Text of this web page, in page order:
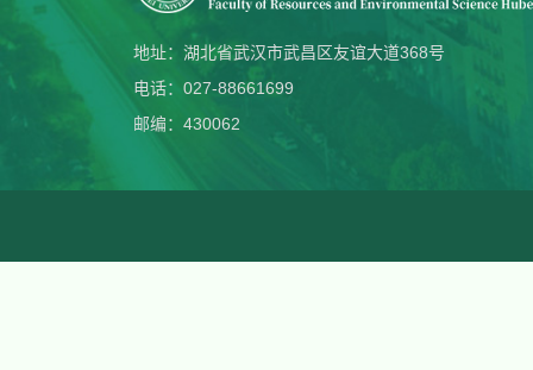
地址：湖北省武汉市武昌区友谊大道368号
电话：027-88661699
邮编：430062